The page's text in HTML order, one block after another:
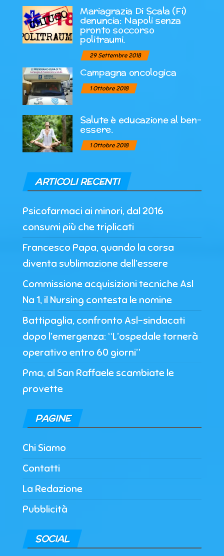
Mariagrazia Di Scala (Fi)
denuncia: Napoli senza
pronto soccorso
politraumi.
29 Settembre 2018
Campagna oncologica
1 Ottobre 2018
Salute è educazione al ben-
essere.
1 Ottobre 2018
ARTICOLI RECENTI
Psicofarmaci ai minori, dal 2016
consumi più che triplicati
Francesco Papa, quando la corsa
diventa sublimazione dell’essere
Commissione acquisizioni tecniche Asl
Na 1, il Nursing contesta le nomine
Battipaglia, confronto Asl-sindacati
dopo l’emergenza: “L’ospedale tornerà
operativo entro 60 giorni”
Pma, al San Raffaele scambiate le
provette
PAGINE
Chi Siamo
Contatti
La Redazione
Pubblicità
SOCIAL